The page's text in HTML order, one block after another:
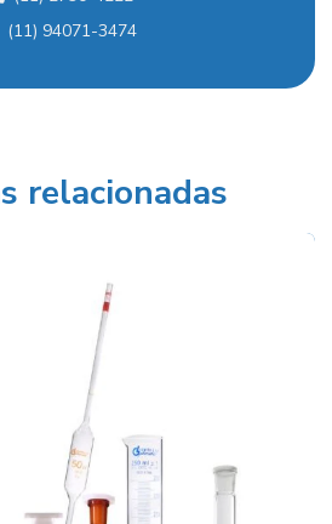
(11) 94071-3474
relacionadas